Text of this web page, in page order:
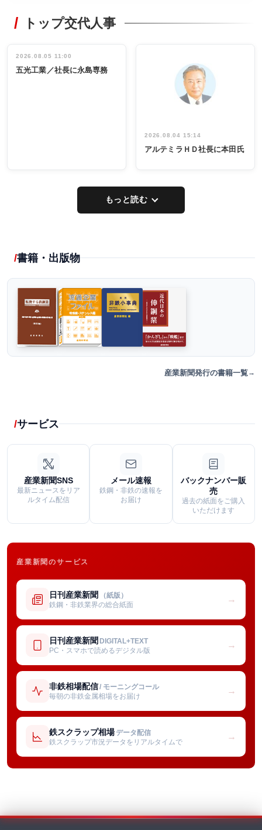
非鉄業界で
インタビュ
ー／社内ア
タックトレー
祝う 業界関
係者ら220人
出席
トップ交代人事
2026.08.05 11:00
五光工業／社長に永島専務
2026.08.04 15:14
アルテミラＨＤ社長に本田氏
もっと読む
書籍・出版物
産業新聞発行の書籍一覧
サービス
産業新聞SNS
最新ニュースをリア
ルタイム配信
メール速報
鉄鋼・非鉄の速報を
お届け
バックナンバー販
売
過去の紙面をご購入
いただけます
産業新聞のサービス
日刊産業新聞 （紙版）
鉄鋼・非鉄業界の総合紙面
→
日刊産業新聞 DIGITAL+TEXT
PC・スマホで読めるデジタル版
→
非鉄相場配信/ モーニングコール
毎朝の非鉄金属相場をお届け
→
鉄スクラップ相場 データ配信
鉄スクラップ市況データをリアルタイムで
→